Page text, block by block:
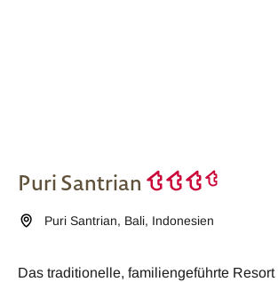
Puri Santrian
Puri Santrian, Bali, Indonesien
Das traditionelle, familiengeführte